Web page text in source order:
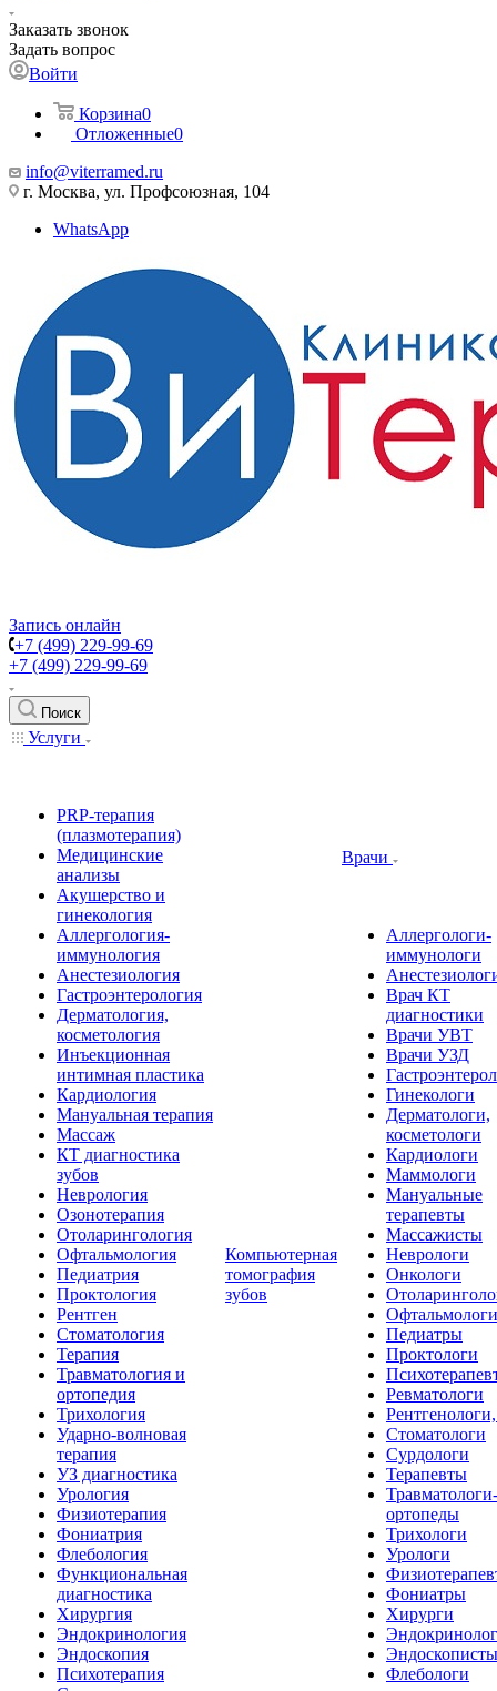
Заказать звонок
Задать вопрос
Войти
Корзина0
Отложенные0
info@viterramed.ru
г. Москва, ул. Профсоюзная, 104
WhatsApp
Запись онлайн
+7 (499) 229-99-69
+7 (499) 229-99-69
Поиск
Услуги
PRP-терапия
(плазмотерапия)
Медицинские
анализы
Акушерство и
гинекология
Аллергология-
иммунология
Анестезиология
Гастроэнтерология
Дерматология,
косметология
Инъекционная
интимная пластика
Кардиология
Мануальная терапия
Массаж
КТ диагностика
зубов
Неврология
Озонотерапия
Отоларингология
Офтальмология
Педиатрия
Проктология
Рентген
Стоматология
Терапия
Травматология и
ортопедия
Трихология
Ударно-волновая
терапия
УЗ диагностика
Урология
Физиотерапия
Фониатрия
Флебология
Функциональная
диагностика
Хирургия
Эндокринология
Эндоскопия
Психотерапия
Компьютерная
томография
зубов
Врачи
Аллергологи-
иммунологи
Врач КТ
диагностики
Врачи УВТ
Врачи УЗД
Гинекологи
Дерматологи,
косметологи
Кардиологи
Маммологи
Мануальные
терапевты
Массажисты
Неврологи
Онкологи
Офтальмологи
Педиатры
Проктологи
Ревматологи
Стоматологи
Сурдологи
Терапевты
Травматологи-
ортопеды
Трихологи
Урологи
Фониатры
Хирурги
Эндоскописты
Флебологи